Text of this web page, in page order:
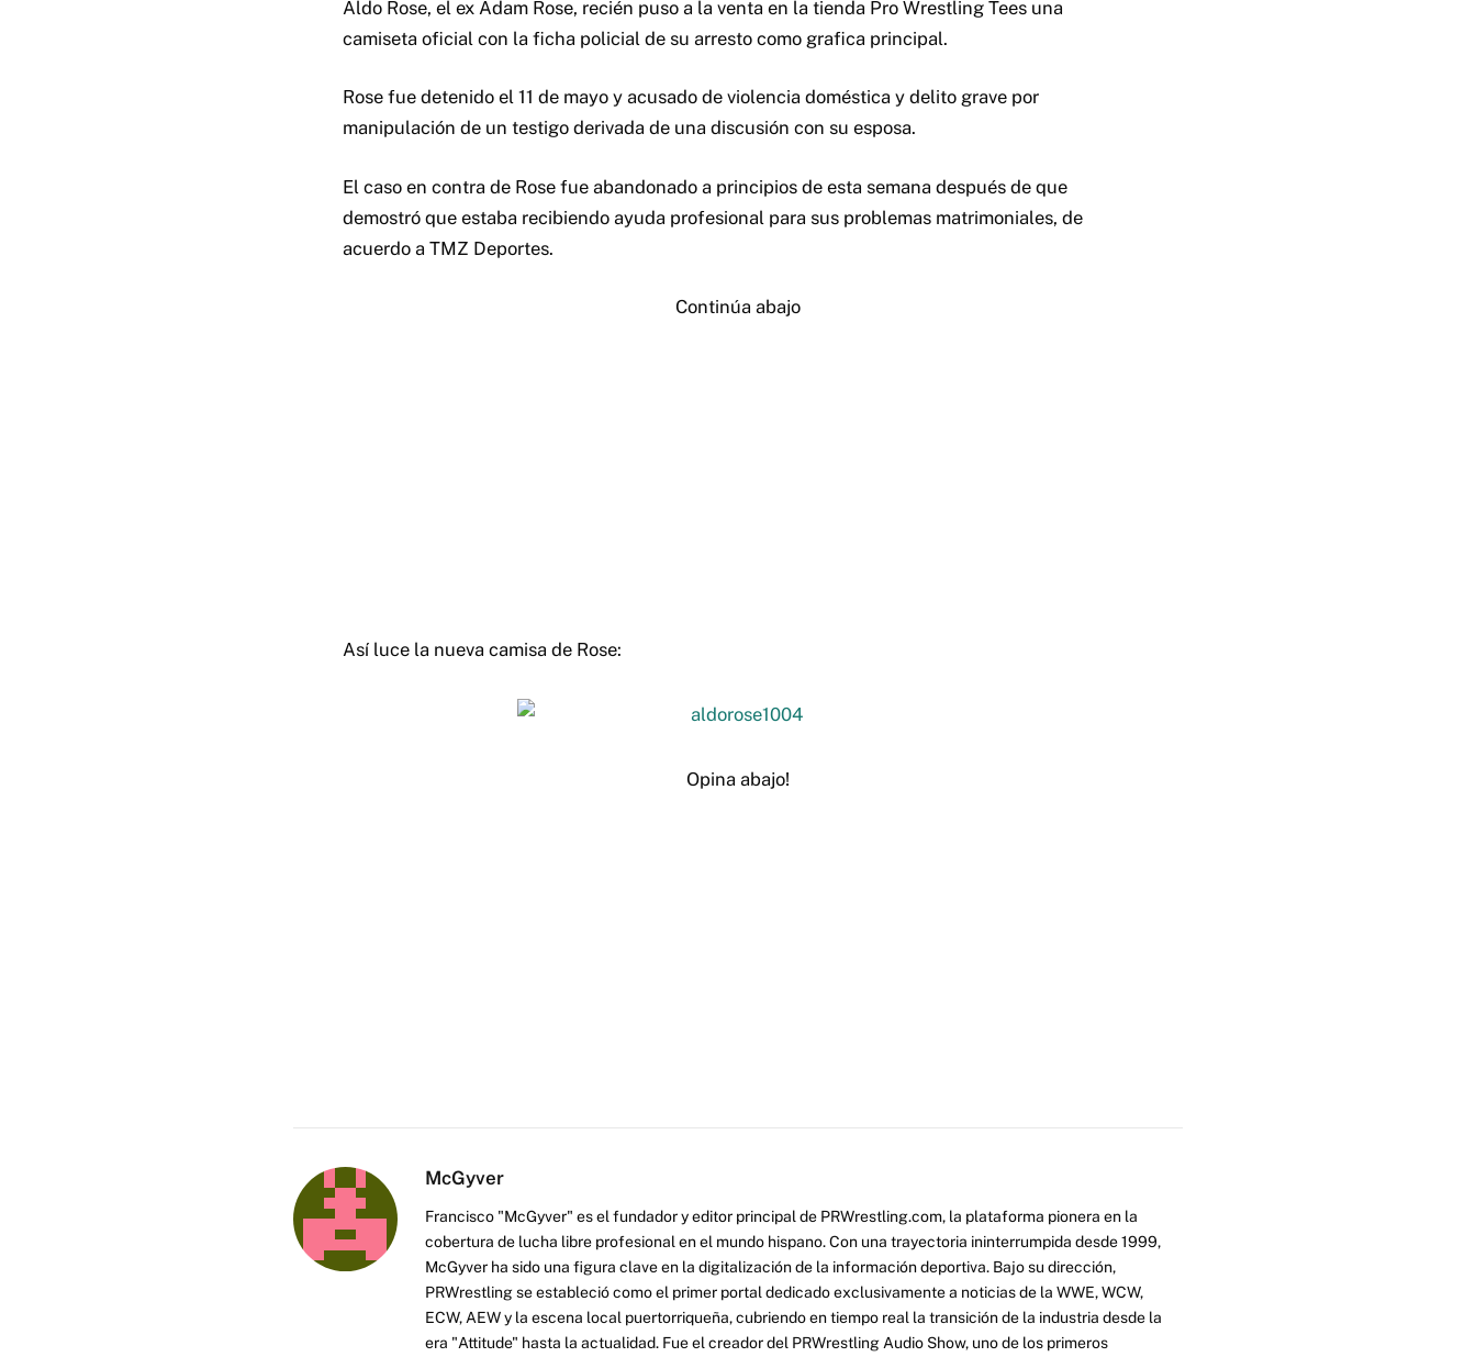
Aldo Rose, el ex Adam Rose, recién puso a la venta en la tienda Pro Wrestling Tees una
camiseta oficial con la ficha policial de su arresto como grafica principal.
Rose fue detenido el 11 de mayo y acusado de violencia doméstica y delito grave por
manipulación de un testigo derivada de una discusión con su esposa.
El caso en contra de Rose fue abandonado a principios de esta semana después de que
demostró que estaba recibiendo ayuda profesional para sus problemas matrimoniales, de
acuerdo a TMZ Deportes.
Continúa abajo
Así luce la nueva camisa de Rose:
Opina abajo!
McGyver
Francisco "McGyver" es el fundador y editor principal de PRWrestling.com, la plataforma pionera en la
cobertura de lucha libre profesional en el mundo hispano. Con una trayectoria ininterrumpida desde 1999,
McGyver ha sido una figura clave en la digitalización de la información deportiva. Bajo su dirección,
PRWrestling se estableció como el primer portal dedicado exclusivamente a noticias de la WWE, WCW,
ECW, AEW y la escena local puertorriqueña, cubriendo en tiempo real la transición de la industria desde la
era "Attitude" hasta la actualidad. Fue el creador del PRWrestling Audio Show, uno de los primeros